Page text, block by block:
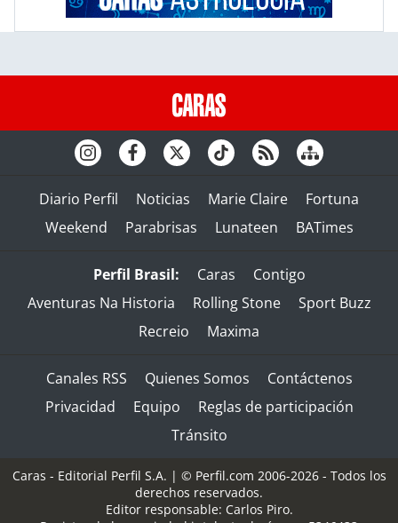
Diario Perfil Noticias Marie Claire
Fortuna
Weekend
Parabrisas Lunateen BATimes
Perfil Brasil: Caras
Contigo
Aventuras Na Historia
Rolling Stone
Sport Buzz
Recreio
Maxima
Canales RSS Quienes Somos
Contáctenos
Privacidad
Equipo
Reglas de participación
Tránsito
Caras - Editorial Perfil S.A. | © Perfil.com 2006-2026 - Todos los
derechos reservados.
Editor responsable: Carlos Piro.